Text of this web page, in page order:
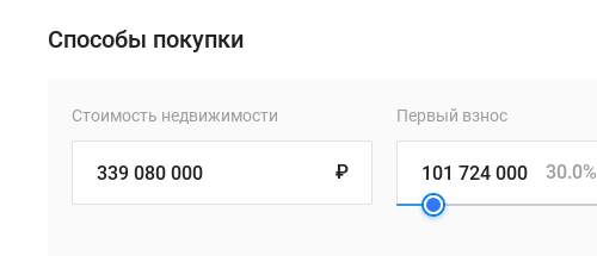
Способы покупки
Стоимость недвижимости
₽
Первый взнос
30.0%